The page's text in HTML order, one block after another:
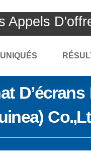
Appels